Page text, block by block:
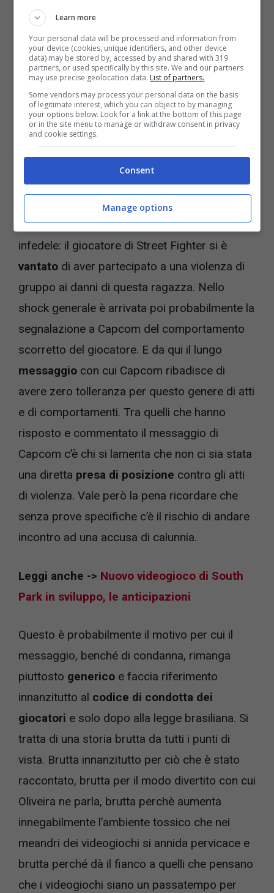
he brought this up mid-stream
pic.twitter.com/SrFDd3sIpx
— Cruz (@CruzaderOnline)January
6, 2022
Il giocatore, in uno sbotto di becero
machismo, è quindi passato a raccontare di
come abbia partecipato alla “punizione
questa sua all’epoca ragazza risultata
infedele: il giocatore di Street Fighter si è
vantato di aver partecipato a una violenza di
gruppo ai danni di questa ragazza. Nello
shock generale è arrivata poi probabilmente la
segnalazione a Capcom del comportamento
scorretto del giocatore. E da qui il lungo
messaggio con cui Capcom ribadisce di
avere zero tolleranza per questo genere di atti
e di comportamenti. Tra quelli che hanno
risposto e commentato il messaggio di
Capcom c’è chi si lamenta che non ci sia stata
una diretta presa di posizione contro gli atti
di violenza. Vale però la pena ricordare che
senza prove specifiche c’è il rischio di andare
incontro ad una accusa di calunnia.
Leggi anche -> Nuovo videogioco di South
Park in sviluppo, le anticipazioni
Questo è probabilmente il motivo per cui il
messaggio, benché di condanna, rimanga
piuttosto generico e faccia riferimento
innanzitutto al codice di condotta dei
giocatori e solo dopo alla legge brasiliana. Si
tratta di una storia brutta da tutti i punti di
vista. Brutta innanzitutto per ciò che è stato
raccontato, brutta per il modo divertito con cui
Oliveira ne parla, brutta perchè aumenta
innegabilmente l’ambiente tossico che nei
meandri dei videogiochi si annida pervicace e
brutta perché dà il fianco a quelli che pensano
che i videogiochi siano un passatempo per
Learn more
Your personal data will be processed and information from
your device (cookies, unique identifiers, and other device
data) may be stored by, accessed by and shared with 319
partners, or used specifically by this site. We and our partners
may use precise geolocation data. List of partners.
Some vendors may process your personal data on the basis
of legitimate interest, which you can object to by managing
your options below. Look for a link at the bottom of this page
or in the site menu to manage or withdraw consent in privacy
and cookie settings.
Consent
Manage options